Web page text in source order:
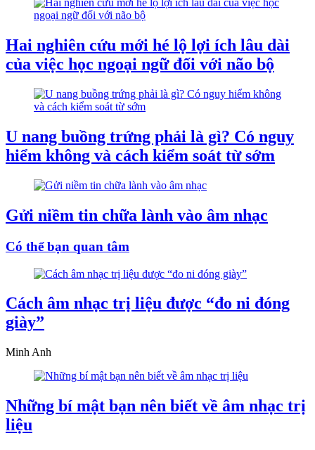
Hai nghiên cứu mới hé lộ lợi ích lâu dài
của việc học ngoại ngữ đối với não bộ
U nang buồng trứng phải là gì? Có nguy
hiểm không và cách kiểm soát từ sớm
Gửi niềm tin chữa lành vào âm nhạc
Có thể bạn quan tâm
Cách âm nhạc trị liệu được “đo ni đóng
giày”
Minh Anh
Những bí mật bạn nên biết về âm nhạc trị
liệu